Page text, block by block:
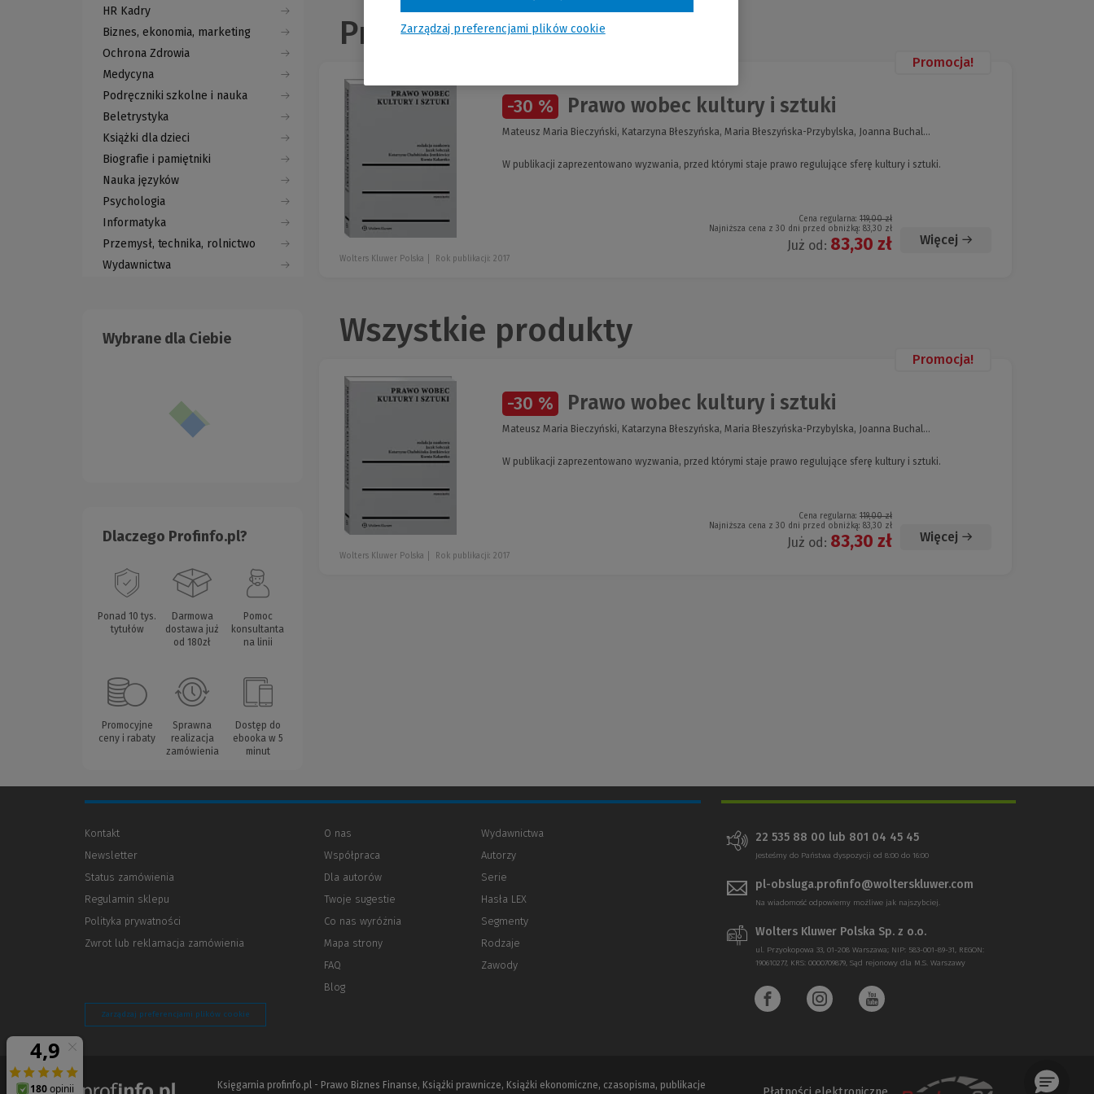
HR Kadry
Biznes, ekonomia, marketing
Ochrona Zdrowia
Medycyna
Podręczniki szkolne i nauka
Beletrystyka
Książki dla dzieci
Biografie i pamiętniki
Nauka języków
Psychologia
Informatyka
Przemysł, technika, rolnictwo
Wydawnictwa
Wybrane dla Ciebie
Dlaczego Profinfo.pl?
Ponad 10 tys.
tytułów
Darmowa
dostawa już
od 180zł
Pomoc
konsultanta
na linii
Promocyjne
ceny i rabaty
Sprawna
realizacja
zamówienia
Dostęp do
ebooka w 5
minut
Promocje
Promocja!
-30 % Prawo wobec kultury i sztuki
Mateusz Maria Bieczyński, Katarzyna Błeszyńska, Maria Błeszyńska-Przybylska, Joanna Buchal...
W publikacji zaprezentowano wyzwania, przed którymi staje prawo regulujące sferę kultury i sztuki.
Cena regularna: 119,00 zł
Najniższa cena z 30 dni przed obniżką: 83,30 zł
Już od: 83,30 zł Więcej
Wolters Kluwer Polska Rok publikacji: 2017
Wszystkie produkty
Promocja!
-30 % Prawo wobec kultury i sztuki
Mateusz Maria Bieczyński, Katarzyna Błeszyńska, Maria Błeszyńska-Przybylska, Joanna Buchal...
W publikacji zaprezentowano wyzwania, przed którymi staje prawo regulujące sferę kultury i sztuki.
Cena regularna: 119,00 zł
Najniższa cena z 30 dni przed obniżką: 83,30 zł
Już od: 83,30 zł Więcej
Wolters Kluwer Polska Rok publikacji: 2017
Kontakt
Newsletter
Status zamówienia
Regulamin sklepu
Polityka prywatności
innej
Zwrot lub reklamacja zamówienia
O nas
Współpraca
Dla autorów
innej
strony)
Twoje sugestie
Co nas wyróżnia
Mapa strony
FAQ
Blog
Wydawnictwa
Autorzy
Serie
Hasła LEX
Segmenty
Rodzaje
Zawody
Zarządzaj preferencjami plików cookie
22 535 88 00 lub 801 04 45 45
Jesteśmy do Państwa dyspozycji od 8:00 do 16:00
pl-obsluga.profinfo@wolterskluwer.com
Na wiadomość odpowiemy możliwe jak najszybciej.
Wolters Kluwer Polska Sp. z o.o.
ul. Przyokopowa 33, 01-208 Warszawa; NIP: 583-001-89-31, REGON:
190610277, KRS: 0000709879, Sąd rejonowy dla M.S. Warszawy
Księgarnia profinfo.pl - Prawo Biznes Finanse, Książki prawnicze, Książki ekonomiczne, czasopisma, publikacje
Zarządzaj preferencjami plików cookie